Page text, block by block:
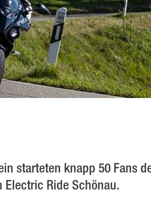
starteten knapp 50 Fans
Ride Schönau.